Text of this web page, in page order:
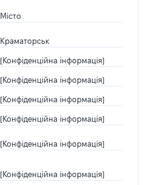
Місто
Краматорськ
[Конфіденційна інформація]
[Конфіденційна інформація]
[Конфіденційна інформація]
[Конфіденційна інформація]
[Конфіденційна інформація]
[Конфіденційна інформація]